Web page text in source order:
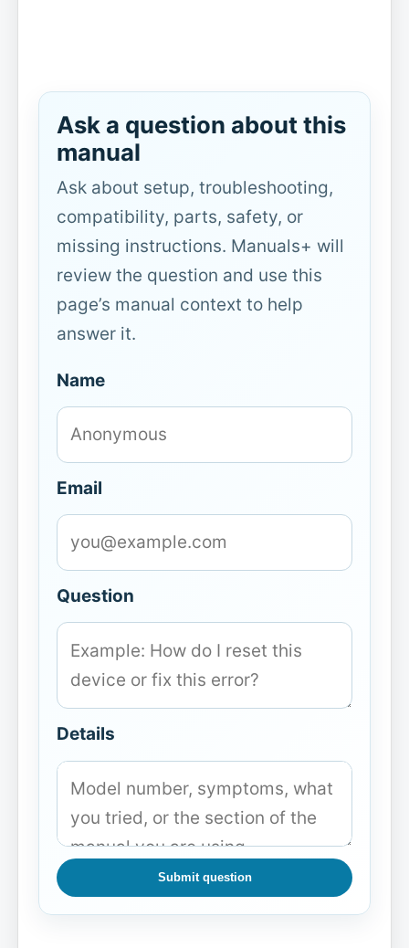
Ask a question about this
manual
Ask about setup, troubleshooting,
compatibility, parts, safety, or
missing instructions. Manuals+ will
review the question and use this
page’s manual context to help
answer it.
Name
Email
Question
Details
Submit question